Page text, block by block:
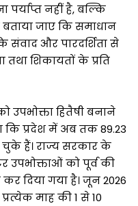
नहीं है, बल्कि
जाए कि समाधान
संवाद और पारदर्शिता से
तथा शिकायतों के प्रति
उपभोक्ता हितैषी बनाने
कि प्रदेश में अब तक 89.23
चुके हैं। राज्य सरकार के
उपभोक्ताओं को पूर्व की
कर दिया गया है। जून 2026
माह की 1 से 10